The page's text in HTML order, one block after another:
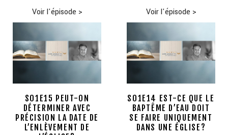
Voir l'épisode > Voir l'épisode >
S01E15 PEUT-ON
DÉTERMINER AVEC
PRÉCISION LA DATE DE
L’ENLÈVEMENT DE
S01E14 EST-CE QUE LE
BAPTÊME D’EAU DOIT
SE FAIRE UNIQUEMENT
DANS UNE ÉGLISE?